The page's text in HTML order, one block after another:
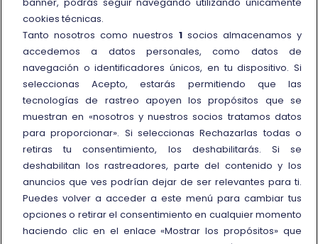
Personas con movilidad reducida
Cómo presentar una reclamación
Reembolso y compensación
Más información
Condiciones de uso de
tarifas/ofertas
Trenitalia y la sostenibilidad
Viaggiatreno
Enlace externo
cookies técnicas.
Tanto nosotros como nuestros 1socios almacenamos y
accedemos a datos personales, como datos de
navegación o identificadores únicos, en tu dispositivo. Si
seleccionas Acepto, estarás permitiendo que las
tecnologías de rastreo apoyen los propósitos que se
muestran en «nosotros y nuestros socios tratamos datos
para proporcionar». Si seleccionas Rechazarlas todas o
retiras tu consentimiento, los deshabilitarás. Si se
deshabilitan los rastreadores, parte del contenido y los
anuncios que ves podrían dejar de ser relevantes para ti.
Puedes volver a acceder a este menú para cambiar tus
opciones o retirar el consentimiento en cualquier momento
haciendo clic en el enlace «Mostrar los propósitos» que